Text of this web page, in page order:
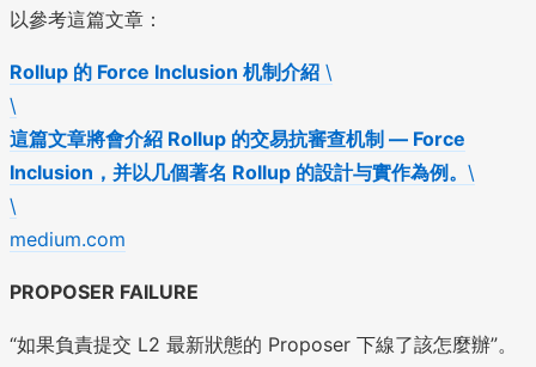
以參考這篇文章：
Rollup 的 Force Inclusion 机制介紹 \
\
這篇文章將會介紹 Rollup 的交易抗審查机制 — Force
Inclusion，并以几個著名 Rollup 的設計与實作為例。 \
\
medium.com
PROPOSER FAILURE
“如果負責提交 L2 最新狀態的 Proposer 下線了該怎麼辦”。